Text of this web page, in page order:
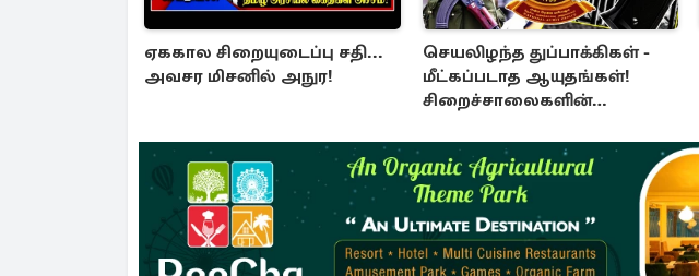
ஏககால சிறையுடைப்பு சதி...
அவசர மிசனில் அநுர!
செயலிழந்த துப்பாக்கிகள் -
மீட்கப்படாத ஆயுதங்கள்!
சிறைச்சாலைகளின்
அச்சுறுத்தல்